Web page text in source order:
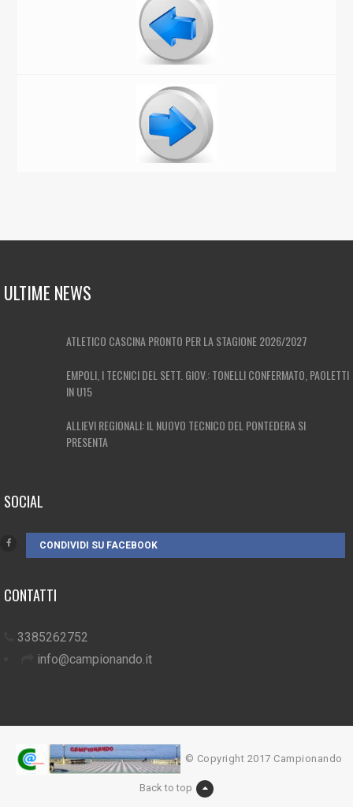
ULTIME NEWS
ATLETICO CASCINA PRONTO PER LA STAGIONE 2026/2027
EMPOLI, I TECNICI DEL SETT. GIOV.: TONELLI CONFERMATO, PAOLETTI
IN U15
ALLIEVI REGIONALI: IL NUOVO TECNICO DEL PONTEDERA SI
PRESENTA
SOCIAL
CONDIVIDI SU FACEBOOK
CONTATTI
3385262752
info@campionando.it
© Copyright 2017 Campionando
Back to top